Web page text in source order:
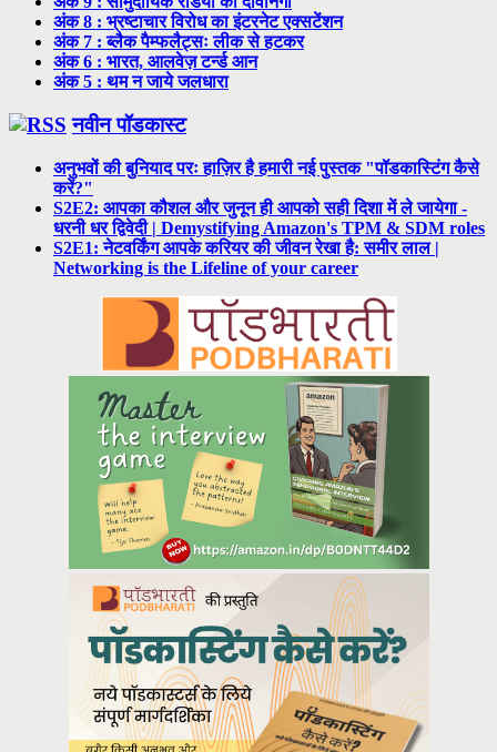
अंक 8 : भ्रष्टाचार विरोध का इंटरनेट एक्सटेंशन
अंक 7 : ब्लैक पैम्फलैट्सः लीक से हटकर
अंक 6 : भारत, आलवेज़ टर्न्ड आन
अंक 5 : थम न जाये जलधारा
नवीन पॉडकास्ट
अनुभवों की बुनियाद परः हाज़िर है हमारी नई पुस्तक "पॉडकास्टिंग कैसे
करें?"
S2E2: आपका कौशल और जुनून ही आपको सही दिशा में ले जायेगा -
धरनी धर द्विवेदी | Demystifying Amazon's TPM & SDM roles
S2E1: नेटवर्किंग आपके करियर की जीवन रेखा है: समीर लाल |
Networking is the Lifeline of your career